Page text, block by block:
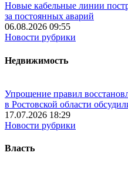
Новые кабельные линии
за постоянных аварий
06.08.2026 09:55
Новости рубрики
Недвижимость
Упрощение правил
в Ростовской области
17.07.2026 18:29
Новости рубрики
Власть